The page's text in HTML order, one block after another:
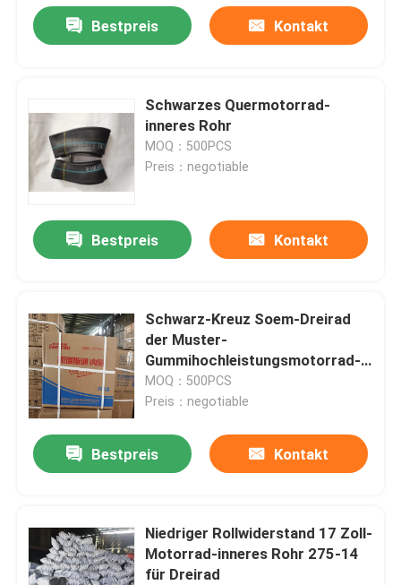
Bestpreis Kontakt
Schwarzes Quermotorrad-
inneres Rohr
MOQ：500PCS
Preis：negotiable
Bestpreis Kontakt
Schwarz-Kreuz Soem-Dreirad
der Muster-
Gummihochleistungsmotorrad-
Schlauch-16*2.50
MOQ：500PCS
Preis：negotiable
Bestpreis Kontakt
Niedriger Rollwiderstand 17 Zoll-
Motorrad-inneres Rohr 275-14
für Dreirad